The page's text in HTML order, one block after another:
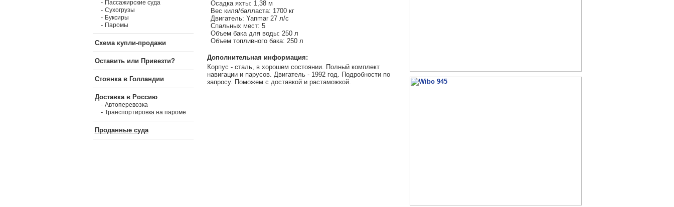
- Пассажирские суда
- Сухогрузы
- Буксиры
- Паромы
Схема купли-продажи
Оставить или Привезти?
Стоянка в Голландии
Доставка в Россию
- Автоперевозка
- Транспортировка на пароме
Проданные суда
Осадка яхты: 1,38 м
Вес киля/балласта: 1700 кг
Двигатель: Yanmar 27 л/с
Спальных мест: 5
Объем бака для воды: 250 л
Объем топливного бака: 250 л
Дополнительная информация:
Корпус - сталь, в хорошем состоянии. Полный комплект
навигации и парусов. Двигатель - 1992 год. Подробности по
запросу. Поможем с доставкой и растаможкой.